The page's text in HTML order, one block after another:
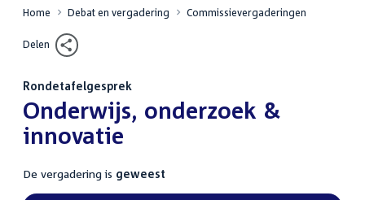
Home Debat en vergadering Commissievergaderingen
Delen
Rondetafelgesprek
:Onderwijs, onderzoek &
innovatie
De vergadering is geweest